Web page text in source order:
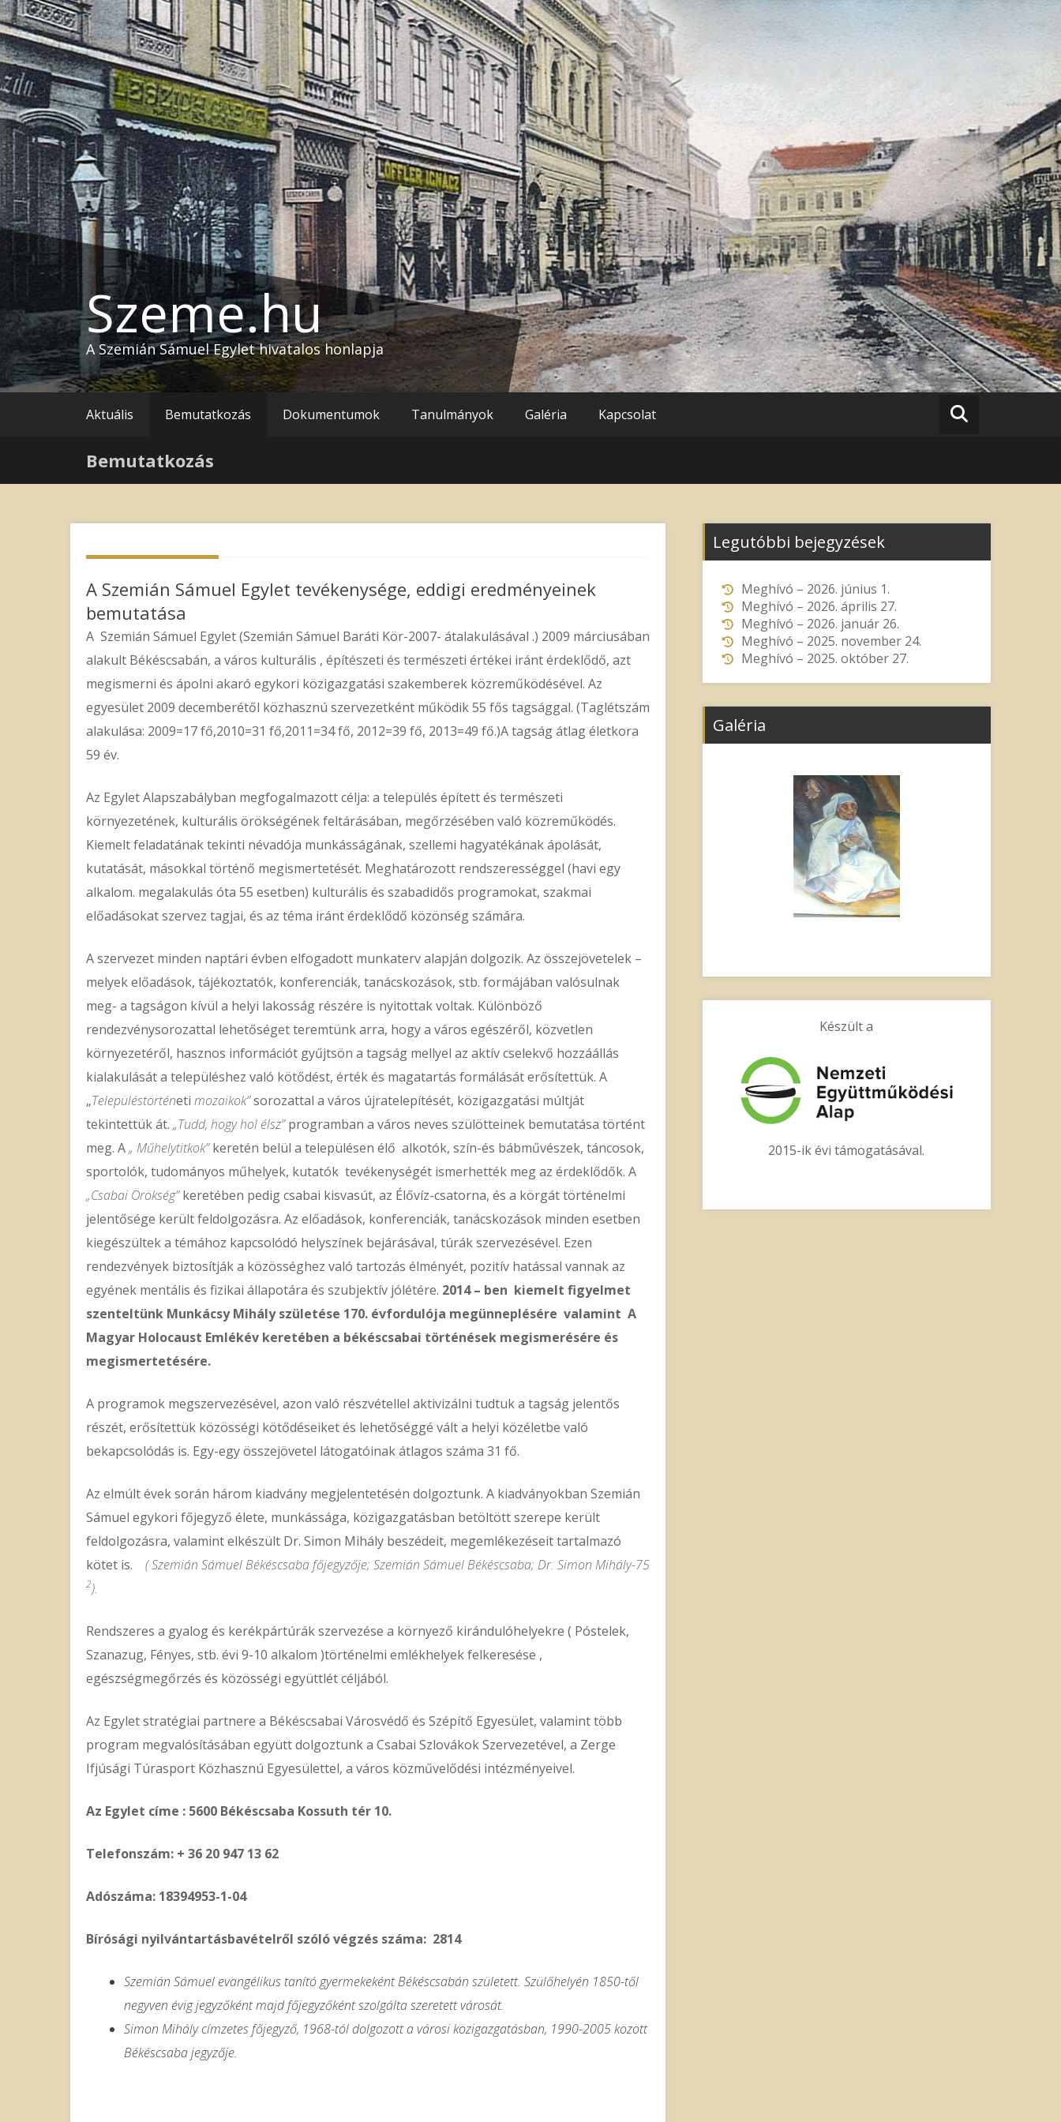
Skip
to
content
Szeme.hu
A Szemián Sámuel Egylet hivatalos honlapja
Aktuális Bemutatkozás Dokumentumok Tanulmányok Galéria Kapcsolat
Bemutatkozás
A Szemián Sámuel Egylet tevékenysége, eddigi eredményeinek
bemutatása
A Szemián Sámuel Egylet (Szemián Sámuel Baráti Kör-2007- átalakulásával .) 2009 márciusában
alakult Békéscsabán, a város kulturális , építészeti és természeti értékei iránt érdeklődő, azt
megismerni és ápolni akaró egykori közigazgatási szakemberek közreműködésével. Az
egyesület 2009 decemberétől közhasznú szervezetként működik 55 fős tagsággal. (Taglétszám
alakulása: 2009=17 fő,2010=31 fő,2011=34 fő, 2012=39 fő, 2013=49 fő.)A tagság átlag életkora
59 év.
Az Egylet Alapszabályban megfogalmazott célja: a település épített és természeti
környezetének, kulturális örökségének feltárásában, megőrzésében való közreműködés.
Kiemelt feladatának tekinti névadója munkásságának, szellemi hagyatékának ápolását,
kutatását, másokkal történő megismertetését. Meghatározott rendszerességgel (havi egy
alkalom. megalakulás óta 55 esetben) kulturális és szabadidős programokat, szakmai
előadásokat szervez tagjai, és az téma iránt érdeklődő közönség számára.
A szervezet minden naptári évben elfogadott munkaterv alapján dolgozik. Az összejövetelek –
melyek előadások, tájékoztatók, konferenciák, tanácskozások, stb. formájában valósulnak
meg- a tagságon kívül a helyi lakosság részére is nyitottak voltak. Különböző
rendezvénysorozattal lehetőséget teremtünk arra, hogy a város egészéről, közvetlen
környezetéről, hasznos információt gyűjtsön a tagság mellyel az aktív cselekvő hozzáállás
kialakulását a településhez való kötődést, érték és magatartás formálását erősítettük. A
„Településtörténeti mozaikok”sorozattal a város újratelepítését, közigazgatási múltját
tekintettük át. „Tudd, hogy hol élsz”programban a város neves szülötteinek bemutatása történt
meg. A„ Műhelytitkok”keretén belül a településen élő alkotók, szín-és bábművészek, táncosok,
sportolók, tudományos műhelyek, kutatók tevékenységét ismerhették meg az érdeklődők. A
„Csabai Örökség”keretében pedig csabai kisvasút, az Élővíz-csatorna, és a körgát történelmi
jelentősége került feldolgozásra. Az előadások, konferenciák, tanácskozások minden esetben
kiegészültek a témához kapcsolódó helyszínek bejárásával, túrák szervezésével. Ezen
rendezvények biztosítják a közösséghez való tartozás élményét, pozitív hatással vannak az
egyének mentális és fizikai állapotára és szubjektív jólétére. 2014 – ben kiemelt figyelmet
szenteltünk Munkácsy Mihály születése 170. évfordulója megünneplésére valamint A
Magyar Holocaust Emlékév keretében a békéscsabai történések megismerésére és
megismertetésére.
A programok megszervezésével, azon való részvétellel aktivizálni tudtuk a tagság jelentős
részét, erősítettük közösségi kötődéseiket és lehetőséggé vált a helyi közéletbe való
bekapcsolódás is. Egy-egy összejövetel látogatóinak átlagos száma 31 fő.
Az elmúlt évek során három kiadvány megjelentetésén dolgoztunk. A kiadványokban Szemián
Sámuel egykori főjegyző élete, munkássága, közigazgatásban betöltött szerepe került
feldolgozásra, valamint elkészült Dr. Simon Mihály beszédeit, megemlékezéseit tartalmazó
kötet is. ( Szemián Sámuel Békéscsaba főjegyzője; Szemián Sámuel Békéscsaba; Dr. Simon Mihály-75
2).
Rendszeres a gyalog és kerékpártúrák szervezése a környező kirándulóhelyekre ( Póstelek,
Szanazug, Fényes, stb. évi 9-10 alkalom )történelmi emlékhelyek felkeresése ,
egészségmegőrzés és közösségi együttlét céljából.
Az Egylet stratégiai partnere a Békéscsabai Városvédő és Szépítő Egyesület, valamint több
program megvalósításában együtt dolgoztunk a Csabai Szlovákok Szervezetével, a Zerge
Ifjúsági Túrasport Közhasznú Egyesülettel, a város közművelődési intézményeivel.
Az Egylet címe : 5600 Békéscsaba Kossuth tér 10.
Telefonszám: + 36 20 947 13 62
Adószáma: 18394953-1-04
Bírósági nyilvántartásbavételről szóló végzés száma: 2814
Szemián Sámuel evangélikus tanító gyermekeként Békéscsabán született. Szülőhelyén 1850-től
negyven évig jegyzőként majd főjegyzőként szolgálta szeretett városát.
Simon Mihály címzetes főjegyző, 1968-tól dolgozott a városi közigazgatásban, 1990-2005 között
Békéscsaba jegyzője.
Legutóbbi bejegyzések
Meghívó – 2026. június 1.
Meghívó – 2026. április 27.
Meghívó – 2026. január 26.
Meghívó – 2025. november 24.
Meghívó – 2025. október 27.
Galéria
Készült a
2015-ik évi támogatásával.